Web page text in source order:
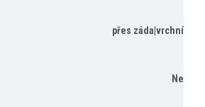
přes záda|vrchní
Ne